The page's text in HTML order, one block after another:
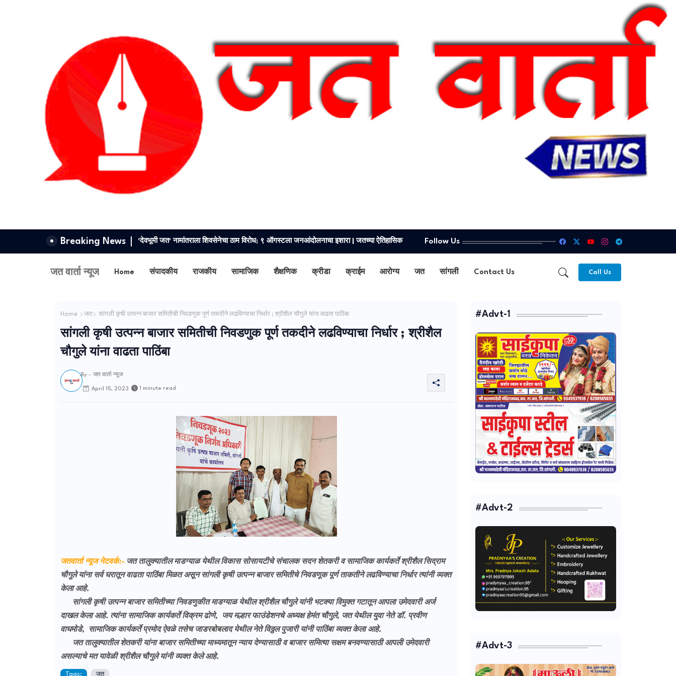
Breaking News लोकशाहीर अण्णाभाऊ साठे यांचे साहित्य मानवतेचा आणि सामाजिक परिवर्तनाचा दीपस्तंभ–श्री. दिनराज वाघमारे Follow Us
जत वार्ता न्यूज Home संपादकीय राजकीय सामाजिक शैक्षणिक क्रीडा क्राईम आरोग्य जत सांगली Contact Us Call Us
Home जत सांगली कृषी उत्पन्न बाजार समितीची निवडणुक पूर्ण तकदीने लढविण्याचा निर्धार ; श्रीशैल चौगुले यांना वाढता पाठिंबा
सांगली कृषी उत्पन्न बाजार समितीची निवडणुक पूर्ण तकदीने लढविण्याचा निर्धार ; श्रीशैल
चौगुले यांना वाढता पाठिंबा
By - जत वार्ता न्यूज
April 15, 2023 1 minute read
जतवार्ता न्यूज नेटवर्क:-जत तालुक्यातील माडग्याळ येथील विकास सोसायटीचे संचालक सदन शेतकरी व सामाजिक कार्यकर्ते श्रीशैल सिद्राम
चौगुले यांना सर्व घरातून वाढता पाठिंबा मिळत असून सांगली कृषी उत्पन्न बाजार समितीचे निवडणूक पूर्ण ताकतीने लढविण्याचा निर्धार त्यांनी व्यक्त
केला आहे.
सांगली कृषी उत्पन्न बाजार समितीच्या निवडणुकीत माडग्याळ येथील श्रीशैल चौगुले यांनी भटक्या विमुक्त गटातून आपला उमेदवारी अर्ज
दाखल केला आहे. त्यांना सामाजिक कार्यकर्ते विक्रम ढोणे, जय मल्हार फाउंडेशनचे अध्यक्ष हेमंत चौगुले, जत येथील युवा नेते डॉ. प्रवीण
वाघमोडे, सामाजिक कार्यकर्ते प्रमोद ऐवळे तसेच जाडरबोबलाद येथील नेते विठ्ठल पुजारी यांनी पाठिंबा व्यक्त केला आहे.
जत तालुक्यातील शेतकरी यांना बाजार समितीच्या माध्यमातून न्याय देण्यासाठी व बाजार समित्या सक्षम बनवण्यासाठी आपली उमेदवारी
असल्याचे मत यावेळी श्रीशैल चौगुले यांनी व्यक्त केले आहे.
Tags: जत
#Advt-1
#Advt-2
#Advt-3